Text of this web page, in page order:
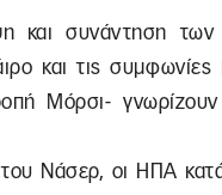
και συνάντηση
και τις
Μόρσι-
Νάσερ, οι ΗΠΑ